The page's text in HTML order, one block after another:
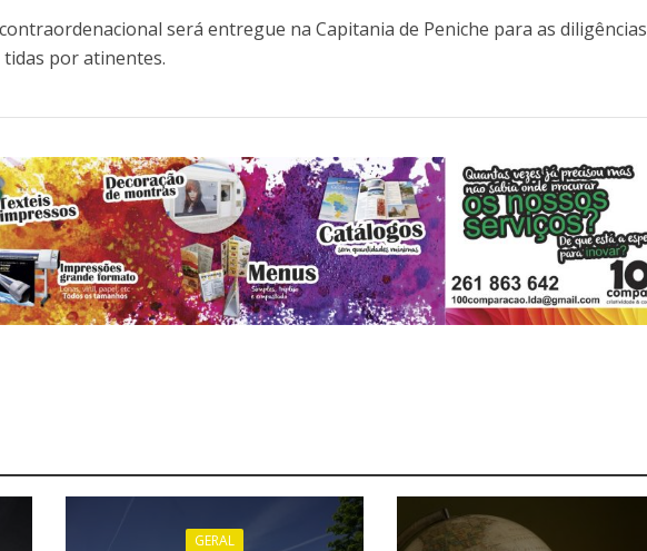
será entregue na Capitania de Peniche para as diligências
por atinentes.
GERAL